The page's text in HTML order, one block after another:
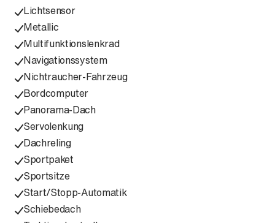
Lichtsensor
Metallic
Multifunktionslenkrad
Navigationssystem
Nichtraucher-Fahrzeug
Bordcomputer
Panorama-Dach
Servolenkung
Dachreling
Sportpaket
Sportsitze
Start/Stopp-Automatik
Schiebedach